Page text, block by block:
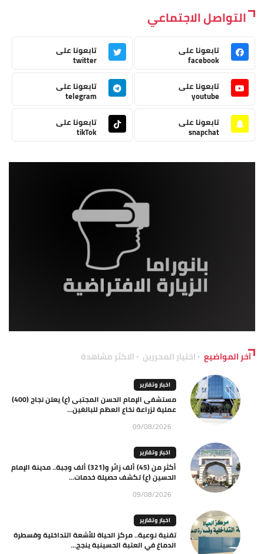
التواصل الاجتماعي
تابعونا على
facebook
تابعونا على
twitter
تابعونا على
youtube
تابعونا على
telegram
تابعونا على
snapchat
تابعونا على
tikTok
آخر المواضيع اختيار المحررين الاكثر مشاهدة
اخبار وتقارير
مستشفى الإمام الحسن المجتبى (ع) يعلن نجاح (400)
عملية لزراعة نخاع العظم للبالغين...
09/08/2026
اخبار وتقارير
أكثر من (45) ألف زائر و(321) ألف وجبة.. مدينة الإمام
الحسين (ع) تكشف حصيلة خدمات...
09/08/2026
اخبار وتقارير
تقنية نوعية.. مركز الحياة للأشعة التداخلية وقسطرة
الدماغ في العتبة الحسينية ينجح...